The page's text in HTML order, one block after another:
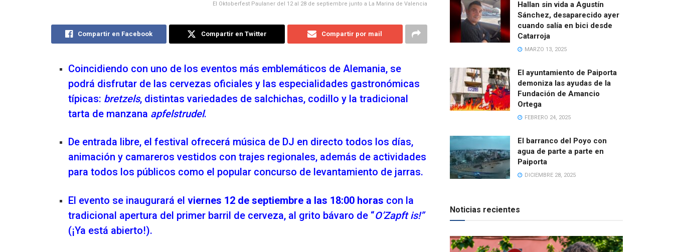
El Oktoberfest Paulaner del 12 al 28 de septiembre junto a La Marina de Valencia
Compartir en Facebook Compartir en Twitter Compartir por mail
Coincidiendo con uno de los eventos más emblemáticos de Alemania, se
podrá disfrutar de las cervezas oficiales y las especialidades gastronómicas
típicas: bretzels, distintas variedades de salchichas, codillo y la tradicional
tarta de manzana apfelstrudel.
De entrada libre, el festival ofrecerá música de DJ en directo todos los días,
animación y camareros vestidos con trajes regionales, además de actividades
para todos los públicos como el popular concurso de levantamiento de jarras.
El evento se inaugurará elviernes 12 de septiembre a las 18:00 horas con la
tradicional apertura del primer barril de cerveza, al grito bávaro de “O’Zapft is!”
(¡Ya está abierto!).
Hallan sin vida a Agustín
Sánchez, desaparecido ayer
cuando salía en bici desde
Catarroja
MARZO 13, 2025
El ayuntamiento de Paiporta
demoniza las ayudas de la
Fundación de Amancio
Ortega
FEBRERO 24, 2025
El barranco del Poyo con
agua de parte a parte en
Paiporta
DICIEMBRE 28, 2025
Noticias recientes